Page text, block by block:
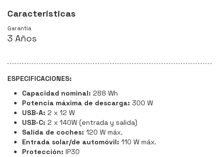
Características
Garantía
3 Años
ESPECIFICACIONES:
Capacidad nominal: 288 Wh
Potencia máxima de descarga: 300 W
USB-A: 2 x 12 W
USB-C: 2 x 140W (entrada y salida)
Salida de coches: 120 W máx.
Entrada solar/de automóvil: 110 W máx.
Protección: IP30